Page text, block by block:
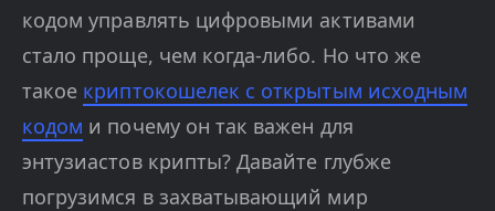
кодом управлять цифровыми активами
стало проще, чем когда-либо. Но что же
такое криптокошелек с открытым исходным
кодом и почему он так важен для
энтузиастов крипты? Давайте глубже
погрузимся в захватывающий мир